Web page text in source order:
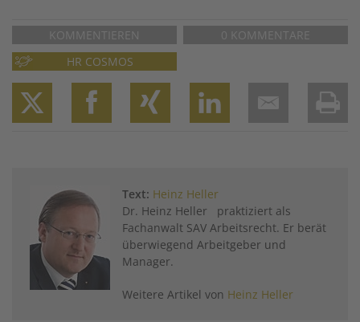
KOMMENTIEREN
0 KOMMENTARE
HR COSMOS
Text: Heinz Heller
Dr. Heinz Heller praktiziert als
Fachanwalt SAV Arbeitsrecht. Er berät
überwiegend Arbeitgeber und
Manager.
Weitere Artikel von Heinz Heller